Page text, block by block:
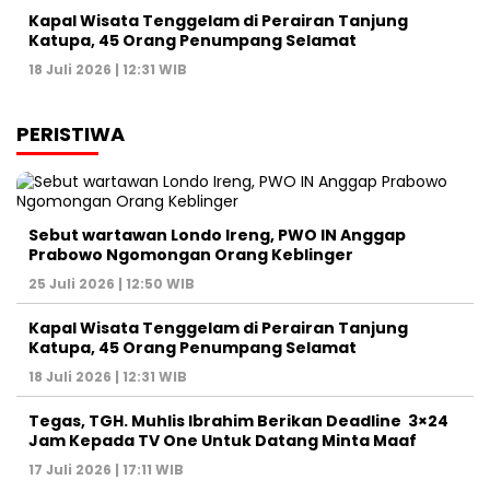
Kapal Wisata Tenggelam di Perairan Tanjung
Katupa, 45 Orang Penumpang Selamat
18 Juli 2026 | 12:31 WIB
PERISTIWA
Sebut wartawan Londo Ireng, PWO IN Anggap
Prabowo Ngomongan Orang Keblinger
25 Juli 2026 | 12:50 WIB
Kapal Wisata Tenggelam di Perairan Tanjung
Katupa, 45 Orang Penumpang Selamat
18 Juli 2026 | 12:31 WIB
Tegas, TGH. Muhlis Ibrahim Berikan Deadline 3×24
Jam Kepada TV One Untuk Datang Minta Maaf
17 Juli 2026 | 17:11 WIB